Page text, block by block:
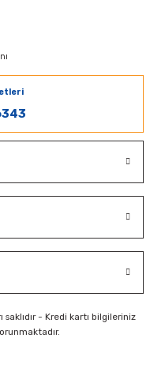
- Kredi kartı bilgileriniz